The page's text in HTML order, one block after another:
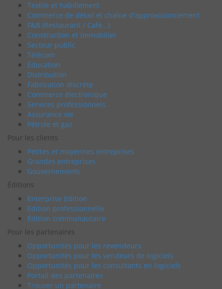
Textile et habillement
Commerce de détail et chaîne d'approvisionnement
F&B (Restaurant / Café...)
Construction et immobilier
Secteur public
Télécom
Éducation
Distribution
Fabrication discrète
Commerce électronique
Services professionnels
Assurance vie
Pétrole et gaz
Pour les clients
Petites et moyennes entreprises
Grandes entreprises
Gouvernements
Éditions
Enterprise Edition
Edition professionnelle
Édition communautaire
Pour les partenaires
Opportunités pour les revendeurs
Opportunités pour les vendeurs de logiciels
Opportunités pour les consultants en logiciels
Portail des partenaires
Trouver un partenaire